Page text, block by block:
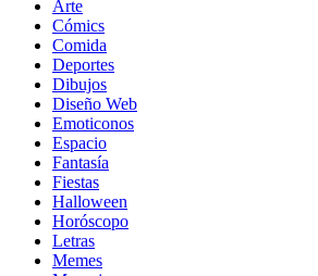
Arte
Cómics
Comida
Deportes
Dibujos
Diseño Web
Emoticonos
Espacio
Fantasía
Fiestas
Halloween
Horóscopo
Letras
Memes